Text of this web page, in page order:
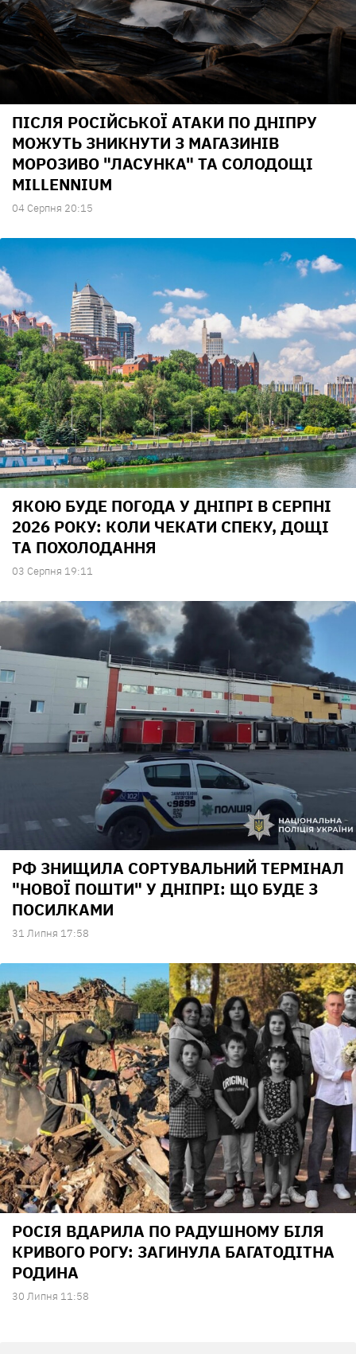
ПІСЛЯ РОСІЙСЬКОЇ АТАКИ ПО ДНІПРУ
МОЖУТЬ ЗНИКНУТИ З МАГАЗИНІВ
МОРОЗИВО "ЛАСУНКА" ТА СОЛОДОЩІ
MILLENNIUM
04 Серпня 20:15
ЯКОЮ БУДЕ ПОГОДА У ДНІПРІ В СЕРПНІ
2026 РОКУ: КОЛИ ЧЕКАТИ СПЕКУ, ДОЩІ
ТА ПОХОЛОДАННЯ
03 Серпня 19:11
РФ ЗНИЩИЛА СОРТУВАЛЬНИЙ ТЕРМІНАЛ
"НОВОЇ ПОШТИ" У ДНІПРІ: ЩО БУДЕ З
ПОСИЛКАМИ
31 Липня 17:58
РОСІЯ ВДАРИЛА ПО РАДУШНОМУ БІЛЯ
КРИВОГО РОГУ: ЗАГИНУЛА БАГАТОДІТНА
РОДИНА
30 Липня 11:58